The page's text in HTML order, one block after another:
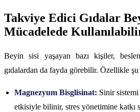
Takviye Edici Gıdalar
Mücadelede
Beyin sisi yaşayan bazı kişiler,
gıdalardan da fayda görebilir. Özellikle şu
Magnezyum Bisglisinat: Sinir
etkisiyle bilinir, stres yönetimine katkı